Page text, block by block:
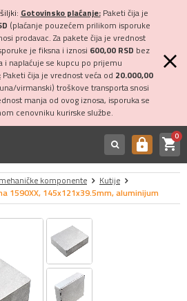
Gotovinsko plaćanje:Paketi čija je
(plaćanje pouzećem prilikom isporuke
prodavac. Za pakete čija je vrednost
je fiksna i iznosi 600,00 RSD bez
i naplaćuje se kupcu po prijemu
Paketi čija je vrednost veća od 20.000,00
virmanski) troškove transporta snosi
manja od ovog iznosa, isporuka se
cenovniku kurirske službe.
https shopping_cart0
komponente
Kutije
1590XX, 145x121x39.5mm, aluminijum